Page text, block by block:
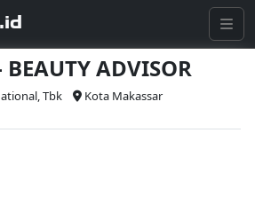
ADVISOR
Tbk
Kota Makassar